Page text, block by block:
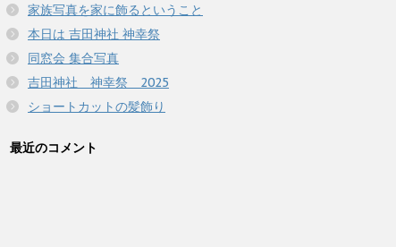
家族写真を家に飾るということ
本日は 吉田神社 神幸祭
同窓会 集合写真
吉田神社 神幸祭 2025
ショートカットの髪飾り
最近のコメント